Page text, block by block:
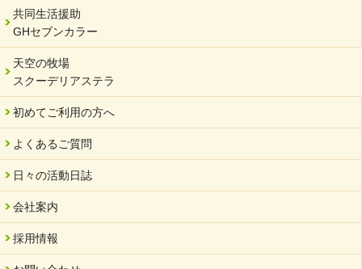
年末年始のお知らせ
2023/12/18
北方支店・保護者交流会「収穫祭」
2023/11/08
オンラインショップを開設しました
2023/10/20
「可児の企業魅力発見フェア」に出展しました
2023/10/17
馬糞堆肥「馬の力」販売開始
2023/08/18
クラウドファンディングのご案内
共同生活援助
GHセブンカラー
天空の牧場
スクーデリアステラ
初めてご利用の方へ
よくあるご質問
日々の活動日誌
会社案内
採用情報